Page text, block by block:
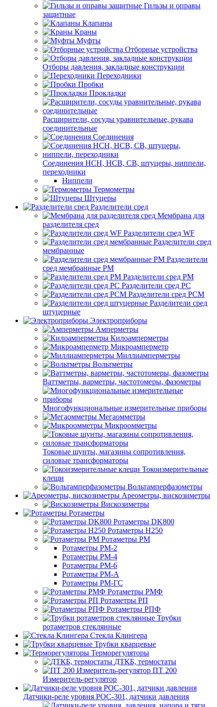
Гильзы и оправы
защитные
Клапаны
Краны
Муфты
Отборные устройства
Отборы давления, закладные конструкции
Переходники
Пробки
Прокладки
Расширители, сосуды уравнительные, рукава
соединительные
Соединения
Соединения НСН, НСВ, СВ, штуцеры, ниппели,
переходники
Ниппели
Термометры
Штуцеры
Разделители сред
Мембрана для
разделителя сред
Разделители сред WF
Разделители сред
мембранные
Разделители
сред мембранные РМ
Разделители сред РМ
Разделители сред РС
Разделители сред РСМ
Разделители сред
штуцерные
Электроприборы
Амперметры
Килоамперметры
Микроамперметр
Миллиамперметры
Вольтметры
Ваттметры, варметры, частотомеры, фазометры
Многофункциональные измерительные приборы
Мегаомметры
Микроомметры
Токовые шунты, магазины сопротивления,
силовые трансформаторы
Токоизмерительные
клещи
Вольтамперфазометры
Ареометры, вискозиметры
Вискозиметры
Ротаметры
Ротаметры DK800
Ротаметры H250
Ротаметры РМ
Ротаметры РМ-2
Ротаметры РМ-4
Ротаметры РМ-6
Ротаметры РМ-А
Ротаметры РМ-ГС
Ротаметры РМФ
Ротаметры РП
Ротаметры РПФ
Трубки
ротаметров стеклянные
Стекла Клингера
Трубки кварцевые
Терморегуляторы
ДТКБ, термостаты
ПТ 200
Измеритель-регулятор
Датчики-реле уровня РОС-301, датчики давления